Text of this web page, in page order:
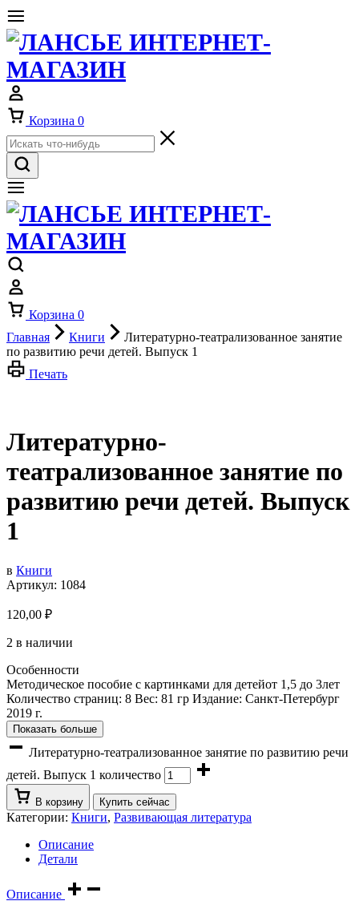
Корзина 0
Корзина 0
Главная
Книги
Литературно-театрализованное занятие
по развитию речи детей. Выпуск 1
Печать
Литературно-
театрализованное занятие по
развитию речи детей. Выпуск
1
в Книги
Артикул: 1084
120,00 ₽
2 в наличии
Особенности
Методическое пособие с картинками для детейот 1,5 до 3лет
Количество страниц: 8 Вес: 81 гр Издание: Санкт-Петербург
2019 г.
Показать больше
Литературно-театрализованное занятие по развитию речи
детей. Выпуск 1 количество
В корзину Купить сейчас
Категории: Книги, Развивающая литература
Описание
Детали
Описание